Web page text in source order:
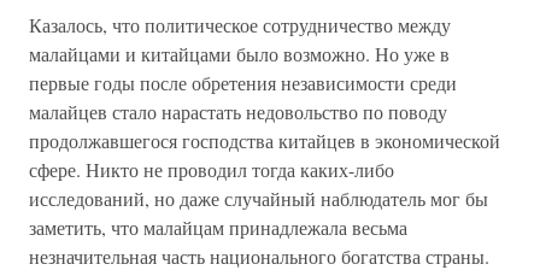
Казалось, что политическое сотрудничество между
малайцами и китайцами было возможно. Но уже в
первые годы после обретения независимости среди
малайцев стало нарастать недовольство по поводу
продолжавшегося господства китайцев в экономической
сфере. Никто не проводил тогда каких-либо
исследований, но даже случайный наблюдатель мог бы
заметить, что малайцам принадлежала весьма
незначительная часть национального богатства страны.